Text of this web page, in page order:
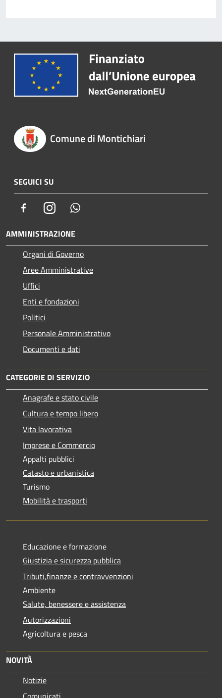
Comune di Montichiari
SEGUICI SU
FacebookInstagram
AMMINISTRAZIONE
Organi di Governo
Aree Amministrative
Uffici
Enti e fondazioni
Politici
Personale Amministrativo
Documenti e dati
CATEGORIE DI SERVIZIO
Anagrafe e stato civile
Cultura e tempo libero
Vita lavorativa
Imprese e Commercio
Appalti pubblici
Catasto e urbanistica
Turismo
Mobilità e trasporti
Educazione e formazione
Giustizia e sicurezza pubblica
Tributi,finanze e contravvenzioni
Ambiente
Salute, benessere e assistenza
Autorizzazioni
Agricoltura e pesca
NOVITÀ
Notizie